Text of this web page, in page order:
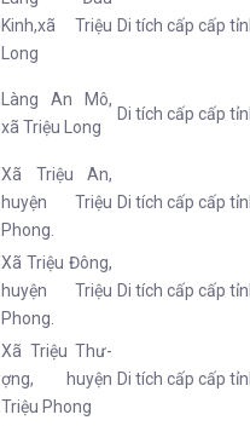
Kinh,xã Triệu
Long
Di tích cấp cấp
Làng An Mô,
xã Triệu Long
Di tích cấp cấp
Xã Triệu An,
huyện Triệu
Phong.
Di tích cấp cấp
Xã Triệu Đông,
huyện Triệu
Phong.
Di tích cấp cấp
Xã Triệu Thư­
ợng, huyện
Triệu Phong
Di tích cấp cấp